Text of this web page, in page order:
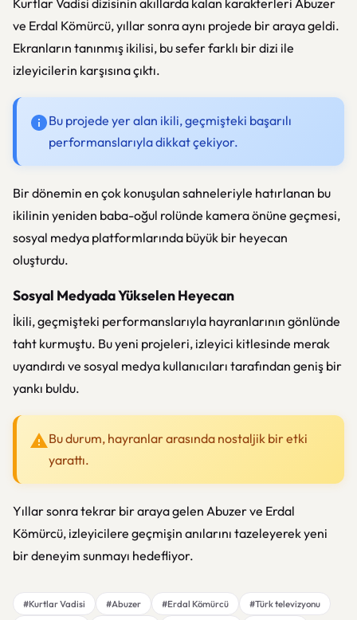
Kurtlar Vadisi dizisinin akıllarda kalan karakterleri Abuzer
ve Erdal Kömürcü, yıllar sonra aynı projede bir araya geldi.
Ekranların tanınmış ikilisi, bu sefer farklı bir dizi ile
izleyicilerin karşısına çıktı.
Bu projede yer alan ikili, geçmişteki başarılı
performanslarıyla dikkat çekiyor.
Bir dönemin en çok konuşulan sahneleriyle hatırlanan bu
ikilinin yeniden baba-oğul rolünde kamera önüne geçmesi,
sosyal medya platformlarında büyük bir heyecan
oluşturdu.
Sosyal Medyada Yükselen Heyecan
İkili, geçmişteki performanslarıyla hayranlarının gönlünde
taht kurmuştu. Bu yeni projeleri, izleyici kitlesinde merak
uyandırdı ve sosyal medya kullanıcıları tarafından geniş bir
yankı buldu.
Bu durum, hayranlar arasında nostaljik bir etki
yarattı.
Yıllar sonra tekrar bir araya gelen Abuzer ve Erdal
Kömürcü, izleyicilere geçmişin anılarını tazeleyerek yeni
bir deneyim sunmayı hedefliyor.
#Kurtlar Vadisi #Abuzer #Erdal Kömürcü
#Türk televizyonu